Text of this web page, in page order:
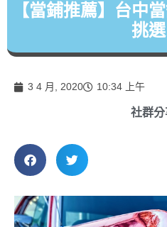
【當鋪推薦】台中
挑選
3 4 月, 2020 10:34 上午
社群分